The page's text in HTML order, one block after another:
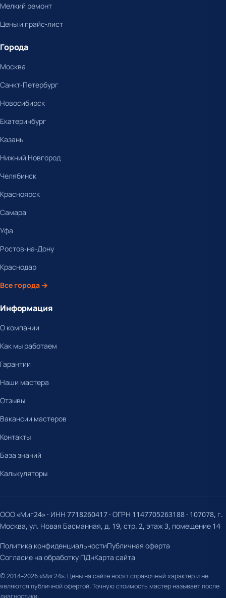
Мелкий ремонт
Цены и прайс-лист
Города
Москва
Санкт-Петербург
Новосибирск
Екатеринбург
Казань
Нижний Новгород
Челябинск
Красноярск
Самара
Уфа
Ростов-на-Дону
Краснодар
Все города →
Информация
О компании
Как мы работаем
Гарантии
Наши мастера
Отзывы
Вакансии мастеров
Контакты
База знаний
Калькуляторы
ООО «Миг24» · ИНН 7718260417 · ОГРН 1147705263188 · 107078, г.
Москва, ул. Новая Басманная, д. 19, стр. 2, этаж 3, помещение 14
Политика конфиденциальностиПубличная оферта
Согласие на обработку ПДнКарта сайта
© 2014–2026 «Миг24». Цены на сайте носят справочный характер и не
являются публичной офертой. Точную стоимость мастер называет после
диагностики.